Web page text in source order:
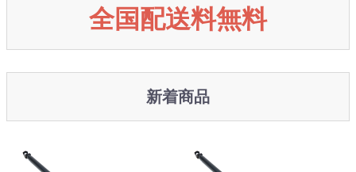
全国配送料無料
新着商品